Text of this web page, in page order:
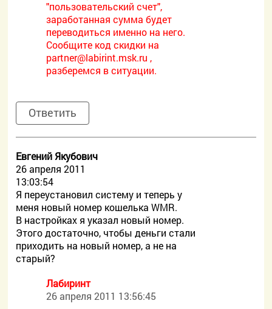
"пользовательский счет",
заработанная сумма будет
переводиться именно на него.
Сообщите код скидки на
partner@labirint.msk.ru ,
разберемся в ситуации.
Ответить
Евгений Якубович
26 апреля 2011
13:03:54
Я переустановил систему и теперь у
меня новый номер кошелька WMR.
В настройках я указал новый номер.
Этого достаточно, чтобы деньги стали
приходить на новый номер, а не на
старый?
Лабиринт
26 апреля 2011 13:56:45